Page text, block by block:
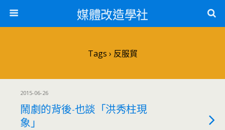
媒體改造學社
Tags › 反服貿
2015-06-26
鬧劇的背後-也談「洪秀柱現
象」